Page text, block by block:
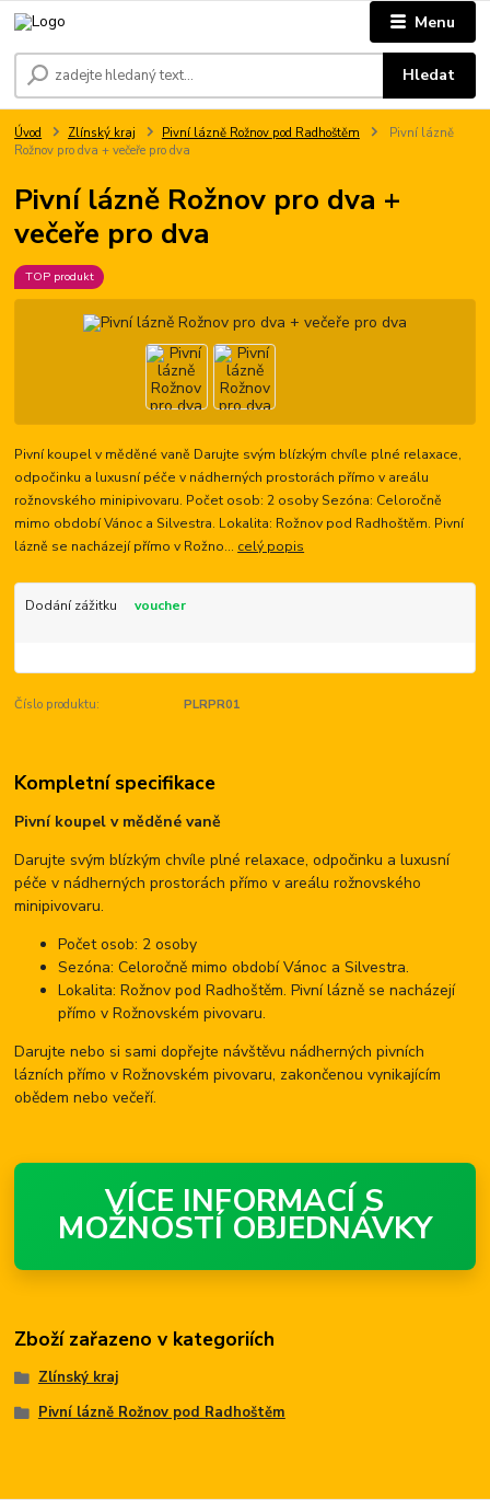
Menu
Hledat
Úvod Zlínský kraj Pivní lázně Rožnov pod Radhoštěm
Pivní lázně
Rožnov pro dva + večeře pro dva
Pivní lázně Rožnov pro dva +
večeře pro dva
TOP produkt
Pivní koupel v měděné vaně Darujte svým blízkým chvíle plné relaxace,
odpočinku a luxusní péče v nádherných prostorách přímo v areálu
rožnovského minipivovaru. Počet osob: 2 osoby Sezóna: Celoročně
mimo období Vánoc a Silvestra. Lokalita: Rožnov pod Radhoštěm. Pivní
lázně se nacházejí přímo v Rožno... celý popis
Dodání zážitku voucher
Číslo produktu: PLRPR01
Kompletní specifikace
Pivní koupel v měděné vaně
Darujte svým blízkým chvíle plné relaxace, odpočinku a luxusní
péče v nádherných prostorách přímo v areálu rožnovského
minipivovaru.
Počet osob: 2 osoby
Sezóna: Celoročně mimo období Vánoc a Silvestra.
Lokalita: Rožnov pod Radhoštěm. Pivní lázně se nacházejí
přímo v Rožnovském pivovaru.
Darujte nebo si sami dopřejte návštěvu nádherných pivních
lázních přímo v Rožnovském pivovaru, zakončenou vynikajícím
obědem nebo večeří.
VÍCE INFORMACÍ S
MOŽNOSTÍ OBJEDNÁVKY
Zboží zařazeno v kategoriích
Zlínský kraj
Pivní lázně Rožnov pod Radhoštěm